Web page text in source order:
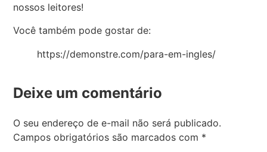
nossos leitores!
Você também pode gostar de:
https://demonstre.com/para-em-ingles/
Deixe um comentário
O seu endereço de e-mail não será publicado.
Campos obrigatórios são marcados com *